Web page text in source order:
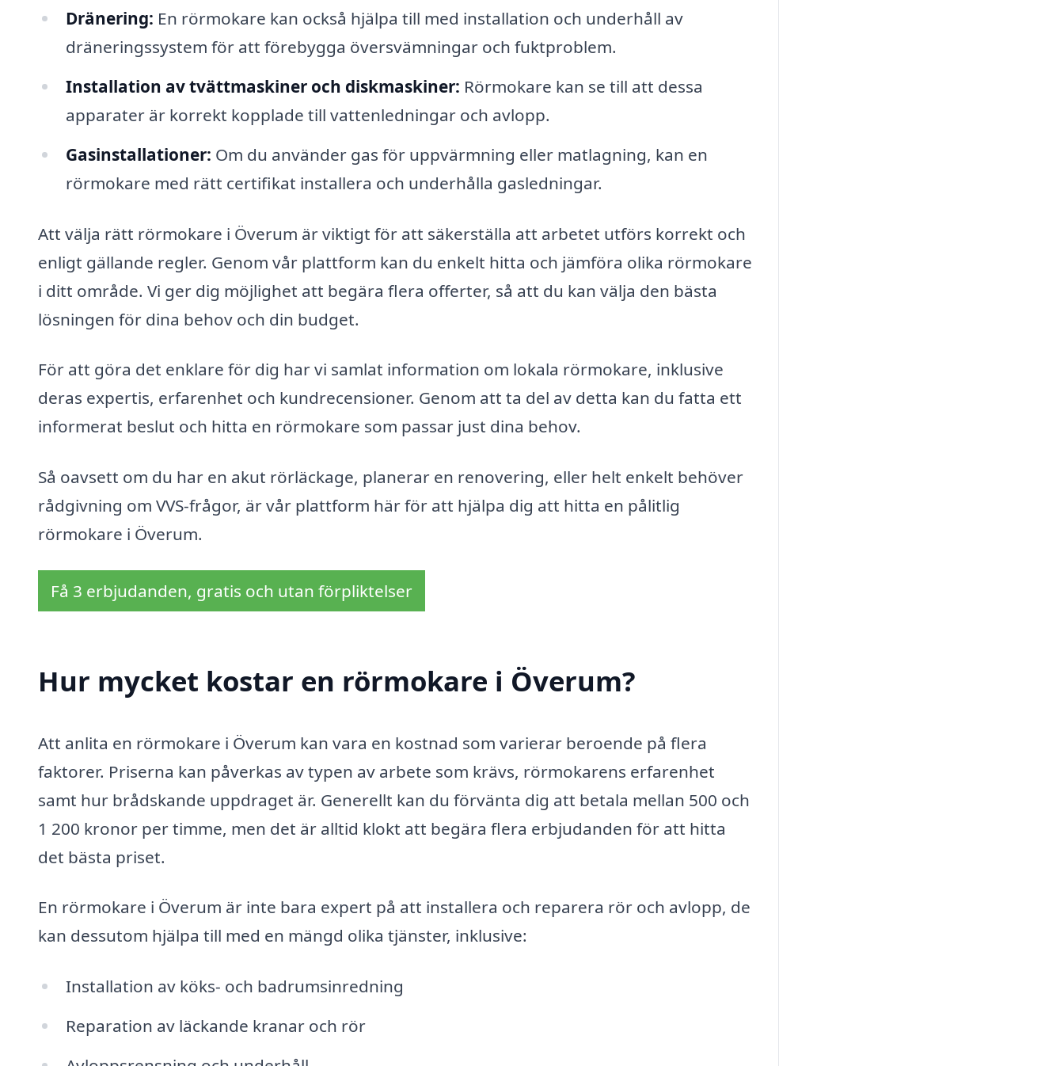
Dränering: En rörmokare kan också hjälpa till med installation och underhåll av
dräneringssystem för att förebygga översvämningar och fuktproblem.
Installation av tvättmaskiner och diskmaskiner: Rörmokare kan se till att dessa
apparater är korrekt kopplade till vattenledningar och avlopp.
Gasinstallationer: Om du använder gas för uppvärmning eller matlagning, kan en
rörmokare med rätt certifikat installera och underhålla gasledningar.
Att välja rätt rörmokare i Överum är viktigt för att säkerställa att arbetet utförs korrekt och
enligt gällande regler. Genom vår plattform kan du enkelt hitta och jämföra olika rörmokare
i ditt område. Vi ger dig möjlighet att begära flera offerter, så att du kan välja den bästa
lösningen för dina behov och din budget.
För att göra det enklare för dig har vi samlat information om lokala rörmokare, inklusive
deras expertis, erfarenhet och kundrecensioner. Genom att ta del av detta kan du fatta ett
informerat beslut och hitta en rörmokare som passar just dina behov.
Så oavsett om du har en akut rörläckage, planerar en renovering, eller helt enkelt behöver
rådgivning om VVS-frågor, är vår plattform här för att hjälpa dig att hitta en pålitlig
rörmokare i Överum.
Få 3 erbjudanden, gratis och utan förpliktelser
Hur mycket kostar en rörmokare i Överum?
Att anlita en rörmokare i Överum kan vara en kostnad som varierar beroende på flera
faktorer. Priserna kan påverkas av typen av arbete som krävs, rörmokarens erfarenhet
samt hur brådskande uppdraget är. Generellt kan du förvänta dig att betala mellan 500 och
1 200 kronor per timme, men det är alltid klokt att begära flera erbjudanden för att hitta
det bästa priset.
En rörmokare i Överum är inte bara expert på att installera och reparera rör och avlopp, de
kan dessutom hjälpa till med en mängd olika tjänster, inklusive:
Installation av köks- och badrumsinredning
Reparation av läckande kranar och rör